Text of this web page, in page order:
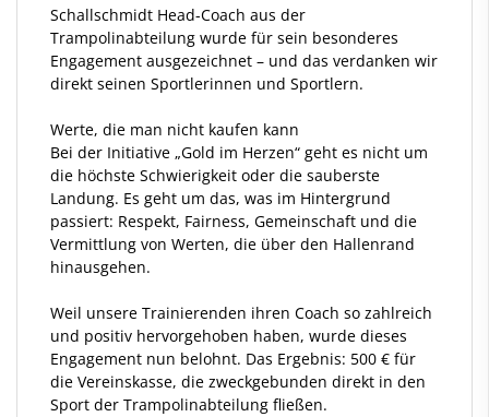
Schallschmidt Head-Coach aus der
Trampolinabteilung wurde für sein besonderes
Engagement ausgezeichnet – und das verdanken wir
direkt seinen Sportlerinnen und Sportlern.
Werte, die man nicht kaufen kann
Bei der Initiative „Gold im Herzen“ geht es nicht um
die höchste Schwierigkeit oder die sauberste
Landung. Es geht um das, was im Hintergrund
passiert: Respekt, Fairness, Gemeinschaft und die
Vermittlung von Werten, die über den Hallenrand
hinausgehen.
Weil unsere Trainierenden ihren Coach so zahlreich
und positiv hervorgehoben haben, wurde dieses
Engagement nun belohnt. Das Ergebnis: 500 € für
die Vereinskasse, die zweckgebunden direkt in den
Sport der Trampolinabteilung fließen.